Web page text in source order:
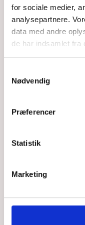
for sociale medier,
analysepartnere.
data med andre
de har indsamlet fra
Nødvendig
Præferencer
Statistik
Marketing